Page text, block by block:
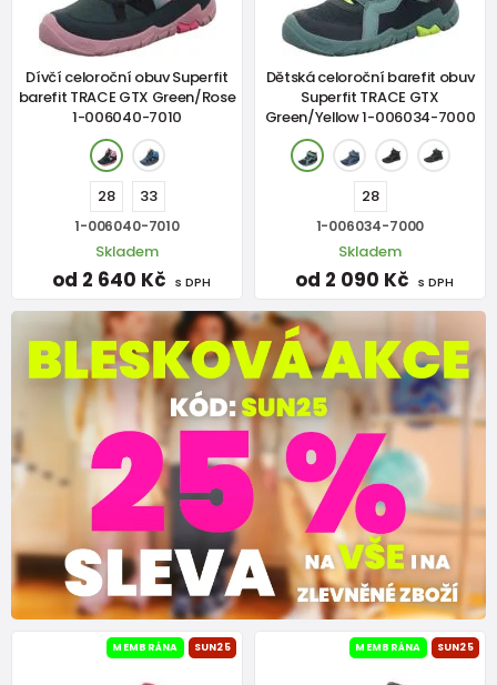
Dívčí celoroční obuv Superfit
barefit TRACE GTX Green/Rose
1-006040-7010
28 33
1-006040-7010
Skladem
od 2 640 Kč s DPH
Dětská celoroční barefit obuv
Superfit TRACE GTX
Green/Yellow 1-006034-7000
28
1-006034-7000
Skladem
od 2 090 Kč s DPH
MEMBRÁNA SUN25 MEMBRÁNA SUN25